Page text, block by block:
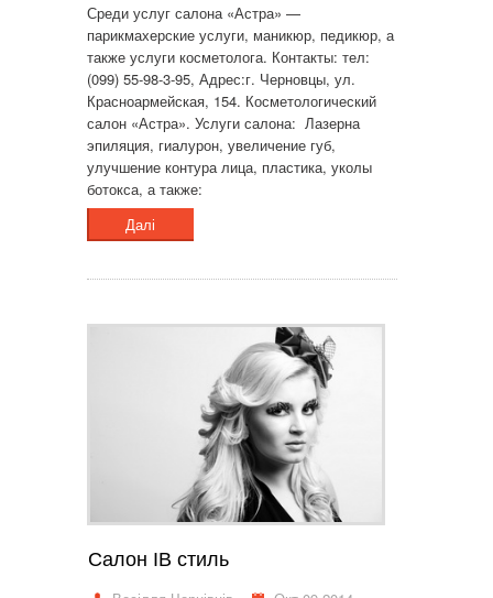
Среди услуг салона «Астра» —
парикмахерские услуги, маникюр, педикюр, а
также услуги косметолога. Контакты: тел:
(099) 55-98-3-95, Адрес:г. Черновцы, ул.
Красноармейская, 154. Косметологический
салон «Астра». Услуги салона: Лазерна
эпиляция, гиалурон, увеличение губ,
улучшение контура лица, пластика, уколы
ботокса, а также:
Далі
Салон ІВ стиль